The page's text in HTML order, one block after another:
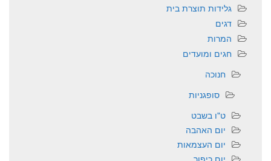
גלידות תוצרת בית
דגים
המרות
חגים ומועדים
חנוכה
סופגניות
ט"ו בשבט
יום האהבה
יום העצמאות